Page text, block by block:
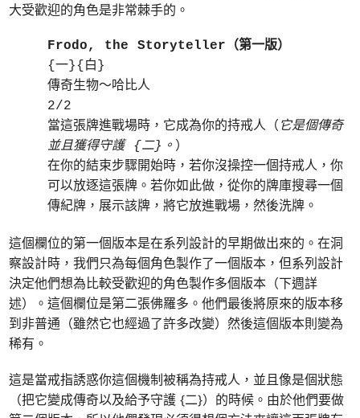
大受歡迎的角色是非常棘手的。
Frodo, the Storyteller（第一版）
{一}{白}
傳奇生物～哈比人
2/2
當這張牌進戰場時，它成為你的持戒人（ 它是個傳奇
並且獲得守護 {二}。 ）
在你的結束步驟開始時，若你沒操控一個持戒人，你
可以放逐這張牌。若你如此做，從你的牌庫搜尋一個
傳紀牌，展示該牌，將它放進戰場，然後洗牌。
這個欄位的第一個版本是在系列設計的早期做出來的。在洞
察設計時，我們只為每個角色製作了一個版本，但系列設計
決定他們想為比較受歡迎的角色製作多個版本（下週詳
述）。這個欄位是第二張佛羅多。他們最後將原來的版本移
到非普通（雖然它也經過了許多改變）然後這個版本則變為
稀有。
這是當戒指誘惑你這個機制被稱為持戒人，並且像是個狀態
（把它變成傳奇以及給予守護 {二}）的時候。由於他們要做